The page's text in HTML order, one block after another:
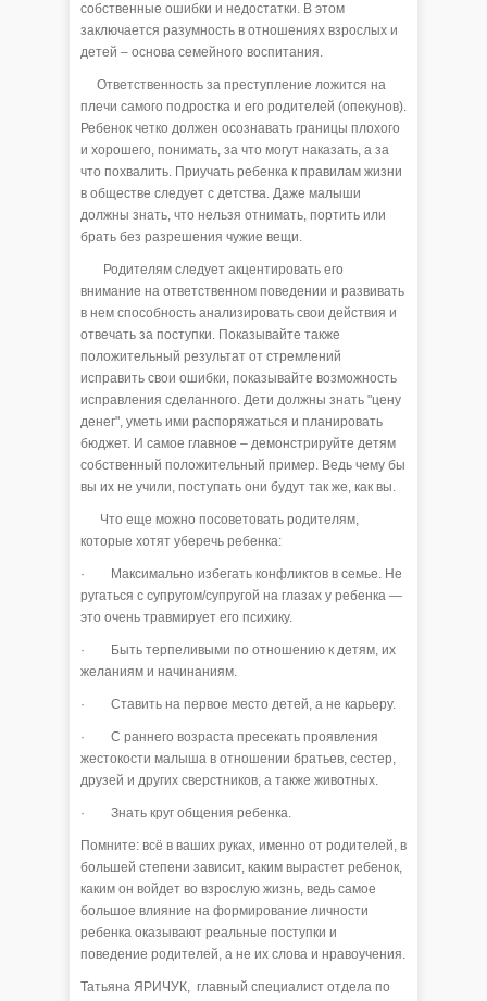
собственные ошибки и недостатки. В этом
заключается разумность в отношениях взрослых и
детей – основа семейного воспитания.
Ответственность за преступление ложится на
плечи самого подростка и его родителей (опекунов).
Ребенок четко должен осознавать границы плохого
и хорошего, понимать, за что могут наказать, а за
что похвалить. Приучать ребенка к правилам жизни
в обществе следует с детства. Даже малыши
должны знать, что нельзя отнимать, портить или
брать без разрешения чужие вещи.
Родителям следует акцентировать его
внимание на ответственном поведении и развивать
в нем способность анализировать свои действия и
отвечать за поступки. Показывайте также
положительный результат от стремлений
исправить свои ошибки, показывайте возможность
исправления сделанного. Дети должны знать "цену
денег", уметь ими распоряжаться и планировать
бюджет. И самое главное – демонстрируйте детям
собственный положительный пример. Ведь чему бы
вы их не учили, поступать они будут так же, как вы.
Что еще можно посоветовать родителям,
которые хотят уберечь ребенка:
· Максимально избегать конфликтов в семье. Не
ругаться с супругом/супругой на глазах у ребенка —
это очень травмирует его психику.
· Быть терпеливыми по отношению к детям, их
желаниям и начинаниям.
· Ставить на первое место детей, а не карьеру.
· С раннего возраста пресекать проявления
жестокости малыша в отношении братьев, сестер,
друзей и других сверстников, а также животных.
· Знать круг общения ребенка.
Помните: всё в ваших руках, именно от родителей, в
большей степени зависит, каким вырастет ребенок,
каким он войдет во взрослую жизнь, ведь самое
большое влияние на формирование личности
ребенка оказывают реальные поступки и
поведение родителей, а не их слова и нравоучения.
Татьяна ЯРИЧУК, главный специалист отдела по